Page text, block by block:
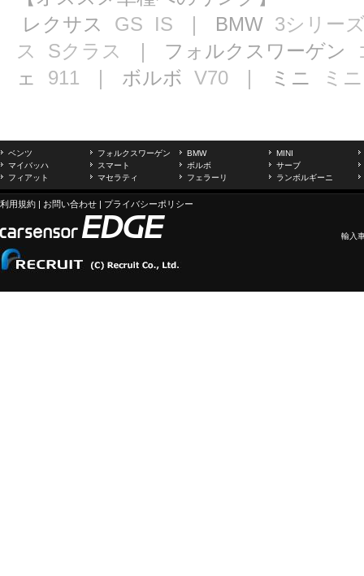
レクサス GS IS ｜ BMW 3シリー
ス
Sクラス ｜ フォルクスワーゲン
ェ 911 ｜ ボルボ V70 ｜ ミニ ミニ
ベンツ フォルクスワーゲン BMW
MINI
マイバッハ
スマート ボルボ
サーブ
フィアット
マセラティ フェラーリ ランボルギーニ
利用規約 | お問い合わせ | プライバシーポリシー
輸入